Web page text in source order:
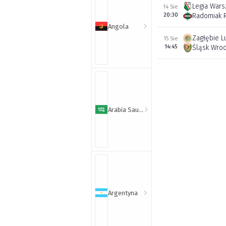
Angola
Arabia Saudyjska
Argentyna
14 Sie
20:30
Legia
Radomiak
15 Sie
14:45
Zagłębie
Śląsk